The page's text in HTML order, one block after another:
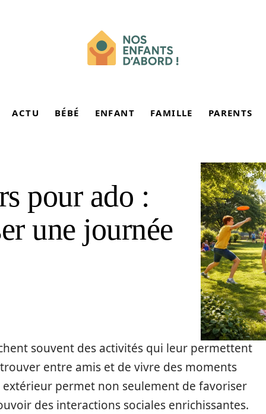
ACTU BÉBÉ ENFANT FAMILLE PARENTS
pour ado :
une journée
souvent des activités qui leur permettent
entre amis et de vivre des moments
extérieur permet non seulement de favoriser
des interactions sociales enrichissantes.